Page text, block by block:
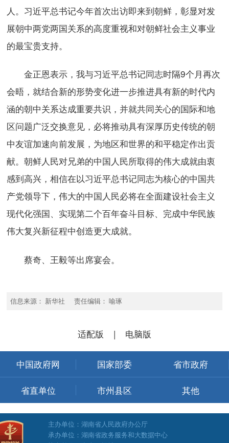
人。习近平总书记今年首次出访即来到朝鲜，彰显对发
展朝中两党两国关系的高度重视和对朝鲜社会主义事业
的最宝贵支持。
金正恩表示，我与习近平总书记同志时隔9个月再次
会晤，就结合新的形势变化进一步推进具有新的时代内
涵的朝中关系达成重要共识，并就共同关心的国际和地
区问题广泛交换意见，必将推动具有深厚历史传统的朝
中友谊加速向前发展，为地区和世界的和平稳定作出贡
献。朝鲜人民对兄弟的中国人民所取得的伟大成就由衷
感到高兴，相信在以习近平总书记同志为核心的中国共
产党领导下，伟大的中国人民必将在全面建设社会主义
现代化强国、实现第二个百年奋斗目标、完成中华民族
伟大复兴新征程中创造更大成就。
蔡奇、王毅等出席宴会。
信息来源： 新华社 责任编辑： 喻琢
适配版 | 电脑版
中国政府网 国家部委 省市政府
省直单位 市州县区 其他
主办单位：湖南省人民政府办公厅
承办单位：湖南省政务服务和大数据中心